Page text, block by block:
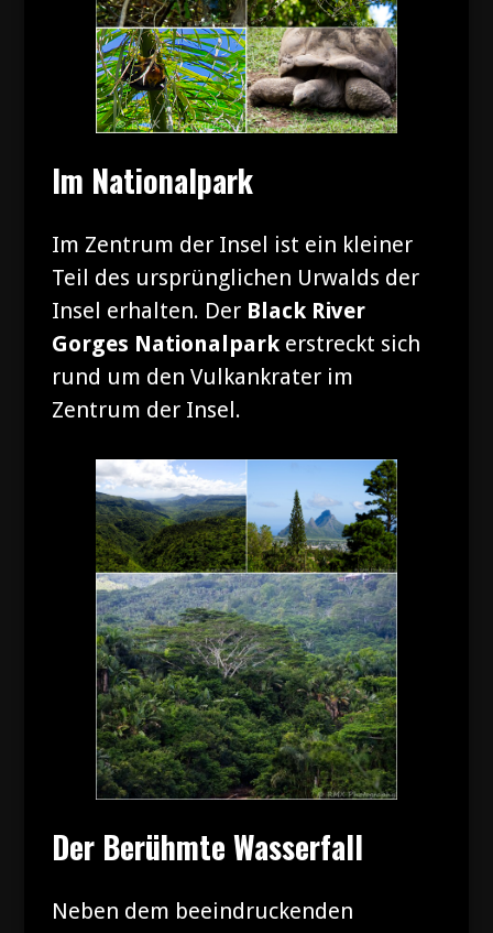
Im Nationalpark
Im Zentrum der Insel ist ein kleiner
Teil des ursprünglichen Urwalds der
Insel erhalten. Der Black River
Gorges Nationalparkerstreckt sich
rund um den Vulkankrater im
Zentrum der Insel.
Der Berühmte Wasserfall
Neben dem beeindruckenden